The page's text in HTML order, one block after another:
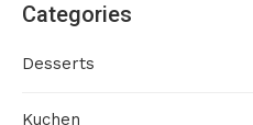
Categories
Desserts
Kuchen